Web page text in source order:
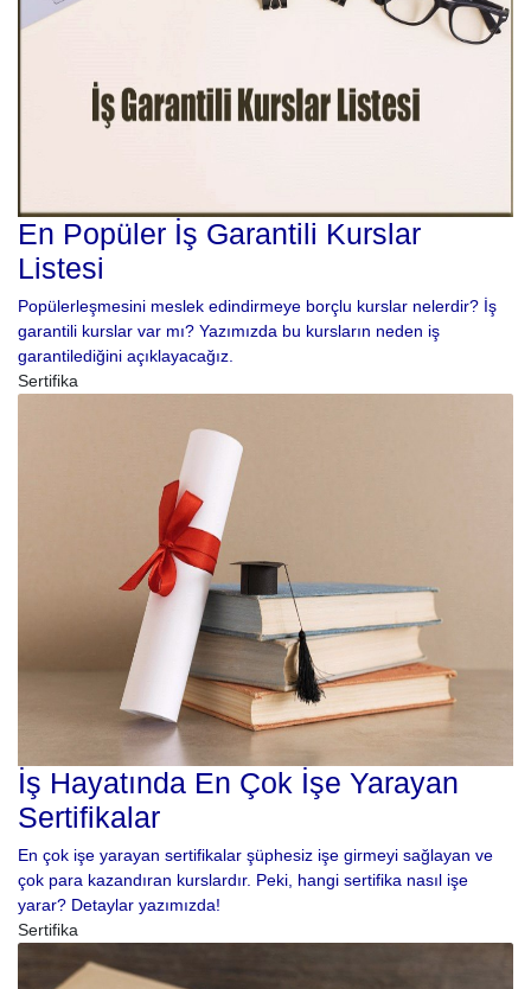
En Popüler İş Garantili Kurslar
Listesi
Popülerleşmesini meslek edindirmeye borçlu kurslar nelerdir? İş
garantili kurslar var mı? Yazımızda bu kursların neden iş
garantilediğini açıklayacağız.
Sertifika
İş Hayatında En Çok İşe Yarayan
Sertifikalar
En çok işe yarayan sertifikalar şüphesiz işe girmeyi sağlayan ve
çok para kazandıran kurslardır. Peki, hangi sertifika nasıl işe
yarar? Detaylar yazımızda!
Sertifika